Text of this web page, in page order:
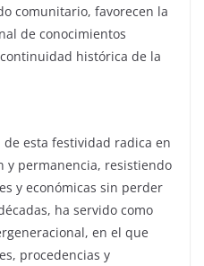
comunitario, favorecen la
de conocimientos
histórica de la
esta festividad radica en
y permanencia, resistiendo
y económicas sin perder
ha servido como
en el que
procedencias y